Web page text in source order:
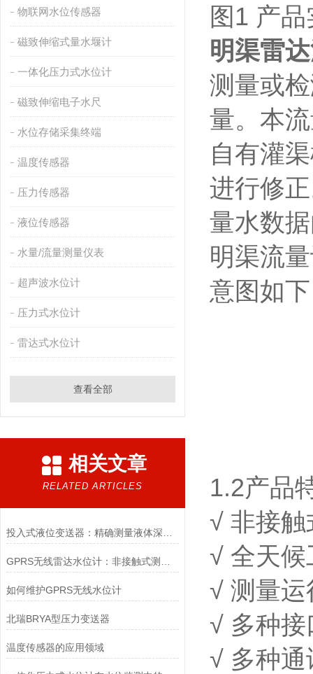
物联网水位传感器
磁致伸缩式量水堰计
一体化压力式水位计
磁致伸缩电子水尺
水位存储采集终端
温度传感器
压力传感器
液位传感器
水量/流量测量仪表
超声波水位计
压力式水位计
雷达式水位计
查看全部
相关文章
RELATED ARTICLES
如何维护GPRS无线水位计
北瑞BRYA型压力变送器
温度传感器的应用领域
图1 产
明渠雷
测量或
量。本
自有灌
进行修
量水数
明渠流
意图如
1.2产品
√ 非接
√ 全天
√ 测量
√ 多种
√ 多种